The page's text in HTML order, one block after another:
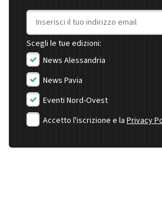
Indirizzo email
Scegli le tue edizioni:
News Alessandria
News Pavia
Eventi Nord-Ovest
Accetto l'iscrizione e la Privacy